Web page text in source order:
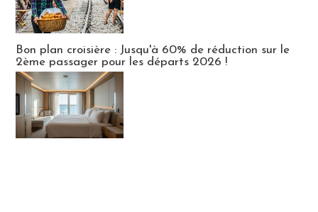
Bon plan croisière : Jusqu'à 60% de réduction sur le
2ème passager pour les départs 2026 !